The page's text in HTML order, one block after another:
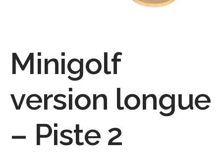
Minigolf
version longue
– Piste 2